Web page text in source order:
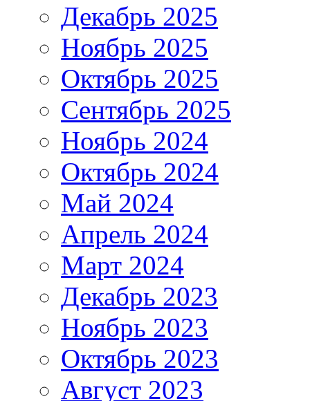
Декабрь 2025
Ноябрь 2025
Октябрь 2025
Сентябрь 2025
Ноябрь 2024
Октябрь 2024
Май 2024
Апрель 2024
Март 2024
Декабрь 2023
Ноябрь 2023
Октябрь 2023
Август 2023